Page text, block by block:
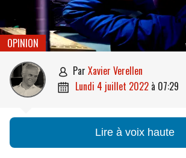
OPINION
 par Xavier Verellen
 lundi 4 juillet 2022 à 07:29
Lire à voix haute